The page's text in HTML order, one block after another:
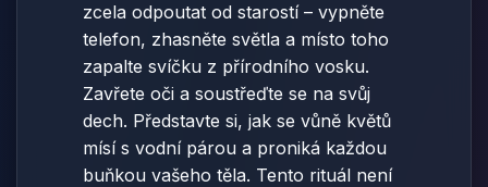
zcela odpoutat od starostí – vypněte
telefon, zhasněte světla a místo toho
zapalte svíčku z přírodního vosku.
Zavřete oči a soustřeďte se na svůj
dech. Představte si, jak se vůně květů
mísí s vodní párou a proniká každou
buňkou vašeho těla. Tento rituál není